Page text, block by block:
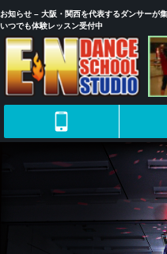
お知らせ – 大阪・関西を代表するダンサーが
いつでも体験レッスン受付中